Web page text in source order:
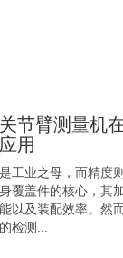
节臂测量机
用
工业之母，而精度
覆盖件的核心，其
以及装配效率。然
检测...